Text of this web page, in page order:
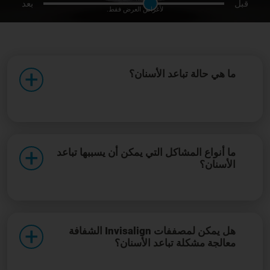
قبل بعد
لأغراض العرض فقط.
ما هي حالة تباعد الأسنان؟
ما أنواع المشاكل التي يمكن أن يسببها تباعد
الأسنان؟
هل يمكن لمصففات Invisalign الشفافة
معالجة مشكلة تباعد الأسنان؟